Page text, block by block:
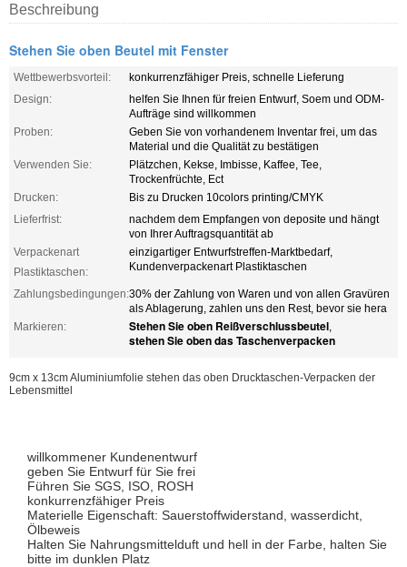
Beschreibung
Stehen Sie oben Beutel mit Fenster
Wettbewerbsvorteil:
konkurrenzfähiger Preis, schnelle Lieferung
Design:
helfen Sie Ihnen für freien Entwurf, Soem und ODM-
Aufträge sind willkommen
Proben:
Geben Sie von vorhandenem Inventar frei, um das
Material und die Qualität zu bestätigen
Verwenden Sie:
Plätzchen, Kekse, Imbisse, Kaffee, Tee,
Trockenfrüchte, Ect
Drucken:
Bis zu Drucken 10colors printing/CMYK
Lieferfrist:
nachdem dem Empfangen von deposite und hängt
von Ihrer Auftragsquantität ab
Verpackenart
Plastiktaschen:
einzigartiger Entwurfstreffen-Marktbedarf,
Kundenverpackenart Plastiktaschen
Zahlungsbedingungen:30% der Zahlung von Waren und von allen Gravüren
als Ablagerung, zahlen uns den Rest, bevor sie hera
Markieren:
Stehen Sie oben Reißverschlussbeutel,
stehen Sie oben das Taschenverpacken
9cm x 13cm Aluminiumfolie stehen das oben Drucktaschen-Verpacken der
Lebensmittel
willkommener Kundenentwurf
geben Sie Entwurf für Sie frei
Führen Sie SGS, ISO, ROSH
konkurrenzfähiger Preis
Materielle Eigenschaft: Sauerstoffwiderstand, wasserdicht,
Ölbeweis
Halten Sie Nahrungsmittelduft und hell in der Farbe, halten Sie
bitte im dunklen Platz